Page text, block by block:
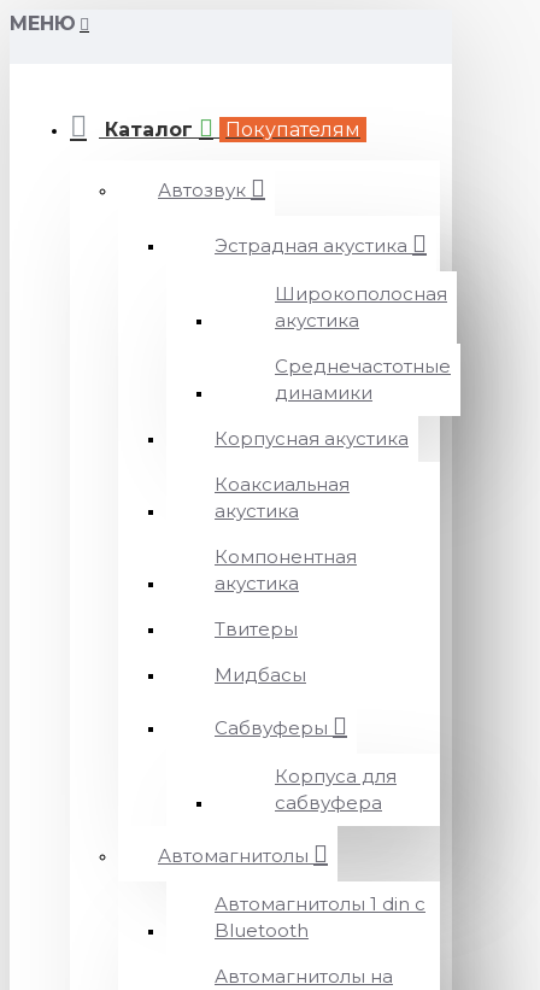
МЕНЮ
Каталог Покупателям
Автозвук
Эстрадная акустика
Широкополосная
акустика
Среднечастотные
динамики
Корпусная акустика
Коаксиальная
акустика
Компонентная
акустика
Твитеры
Мидбасы
Сабвуферы
Корпуса для
сабвуфера
Автомагнитолы
Автомагнитолы 1 din с
Bluetooth
Автомагнитолы на